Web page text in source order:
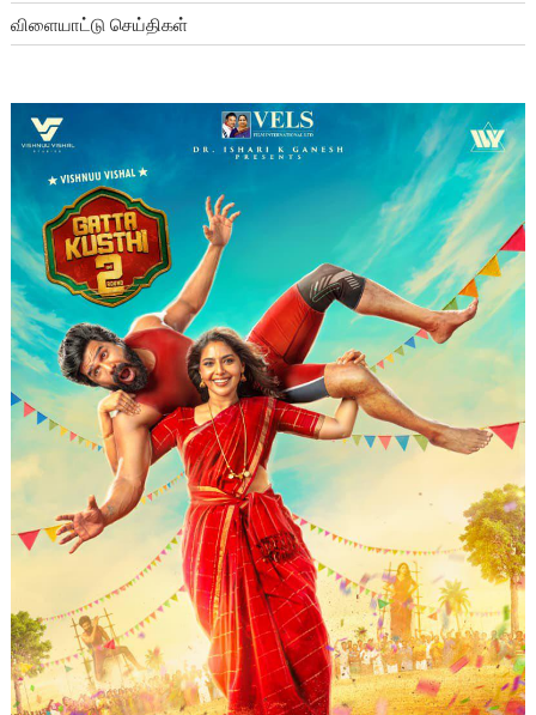
விளையாட்டு செய்திகள்